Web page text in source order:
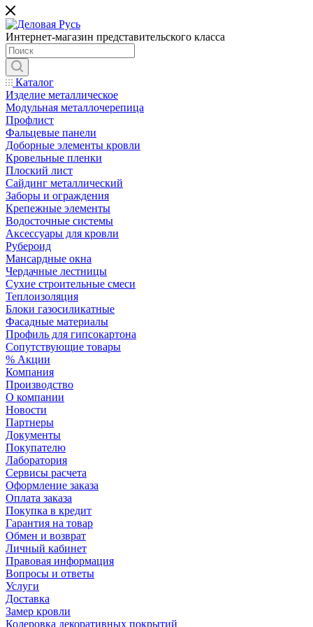
Интернет-магазин представительского класса
Каталог
Изделие металлическое
Модульная металлочерепица
Профлист
Фальцевые панели
Доборные элементы кровли
Кровельные пленки
Плоский лист
Сайдинг металлический
Заборы и ограждения
Крепежные элементы
Водосточные системы
Аксессуары для кровли
Рубероид
Мансардные окна
Чердачные лестницы
Сухие строительные смеси
Теплоизоляция
Блоки газосиликатные
Фасадные материалы
Профиль для гипсокартона
Сопутствующие товары
% Акции
Компания
Производство
О компании
Новости
Партнеры
Документы
Покупателю
Лаборатория
Сервисы расчета
Оформление заказа
Оплата заказа
Покупка в кредит
Гарантия на товар
Обмен и возврат
Личный кабинет
Правовая информация
Вопросы и ответы
Услуги
Доставка
Замер кровли
Колеровка декоративных покрытий